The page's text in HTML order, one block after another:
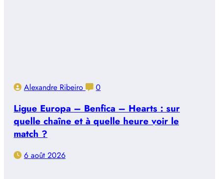
Alexandre Ribeiro 0
Ligue Europa – Benfica – Hearts : sur
quelle chaîne et à quelle heure voir le
match ?
6 août 2026